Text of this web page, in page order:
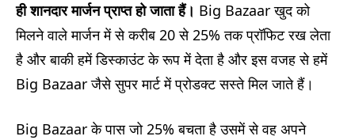
ही शानदार मार्जन प्राप्त हो जाता हैं। Big Bazaar खुद को
मिलने वाले मार्जन में से करीब 20 से 25% तक प्रॉफिट रख लेता
है और बाकी हमें डिस्काउंट के रूप में देता है और इस वजह से हमें
Big Bazaar जैसे सुपर मार्ट में प्रोडक्ट सस्ते मिल जाते हैं।
Big Bazaar के पास जो 25% बचता है उसमें से वह अपने